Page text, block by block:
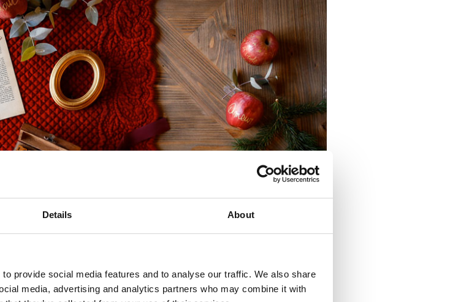
Details About
provide social media features and to analyse our traffic. We also share
media, advertising and analytics partners who may combine it with